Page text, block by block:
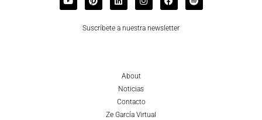
Suscríbete a nuestra newsletter
About
Noticias
Contacto
Ze García Virtual